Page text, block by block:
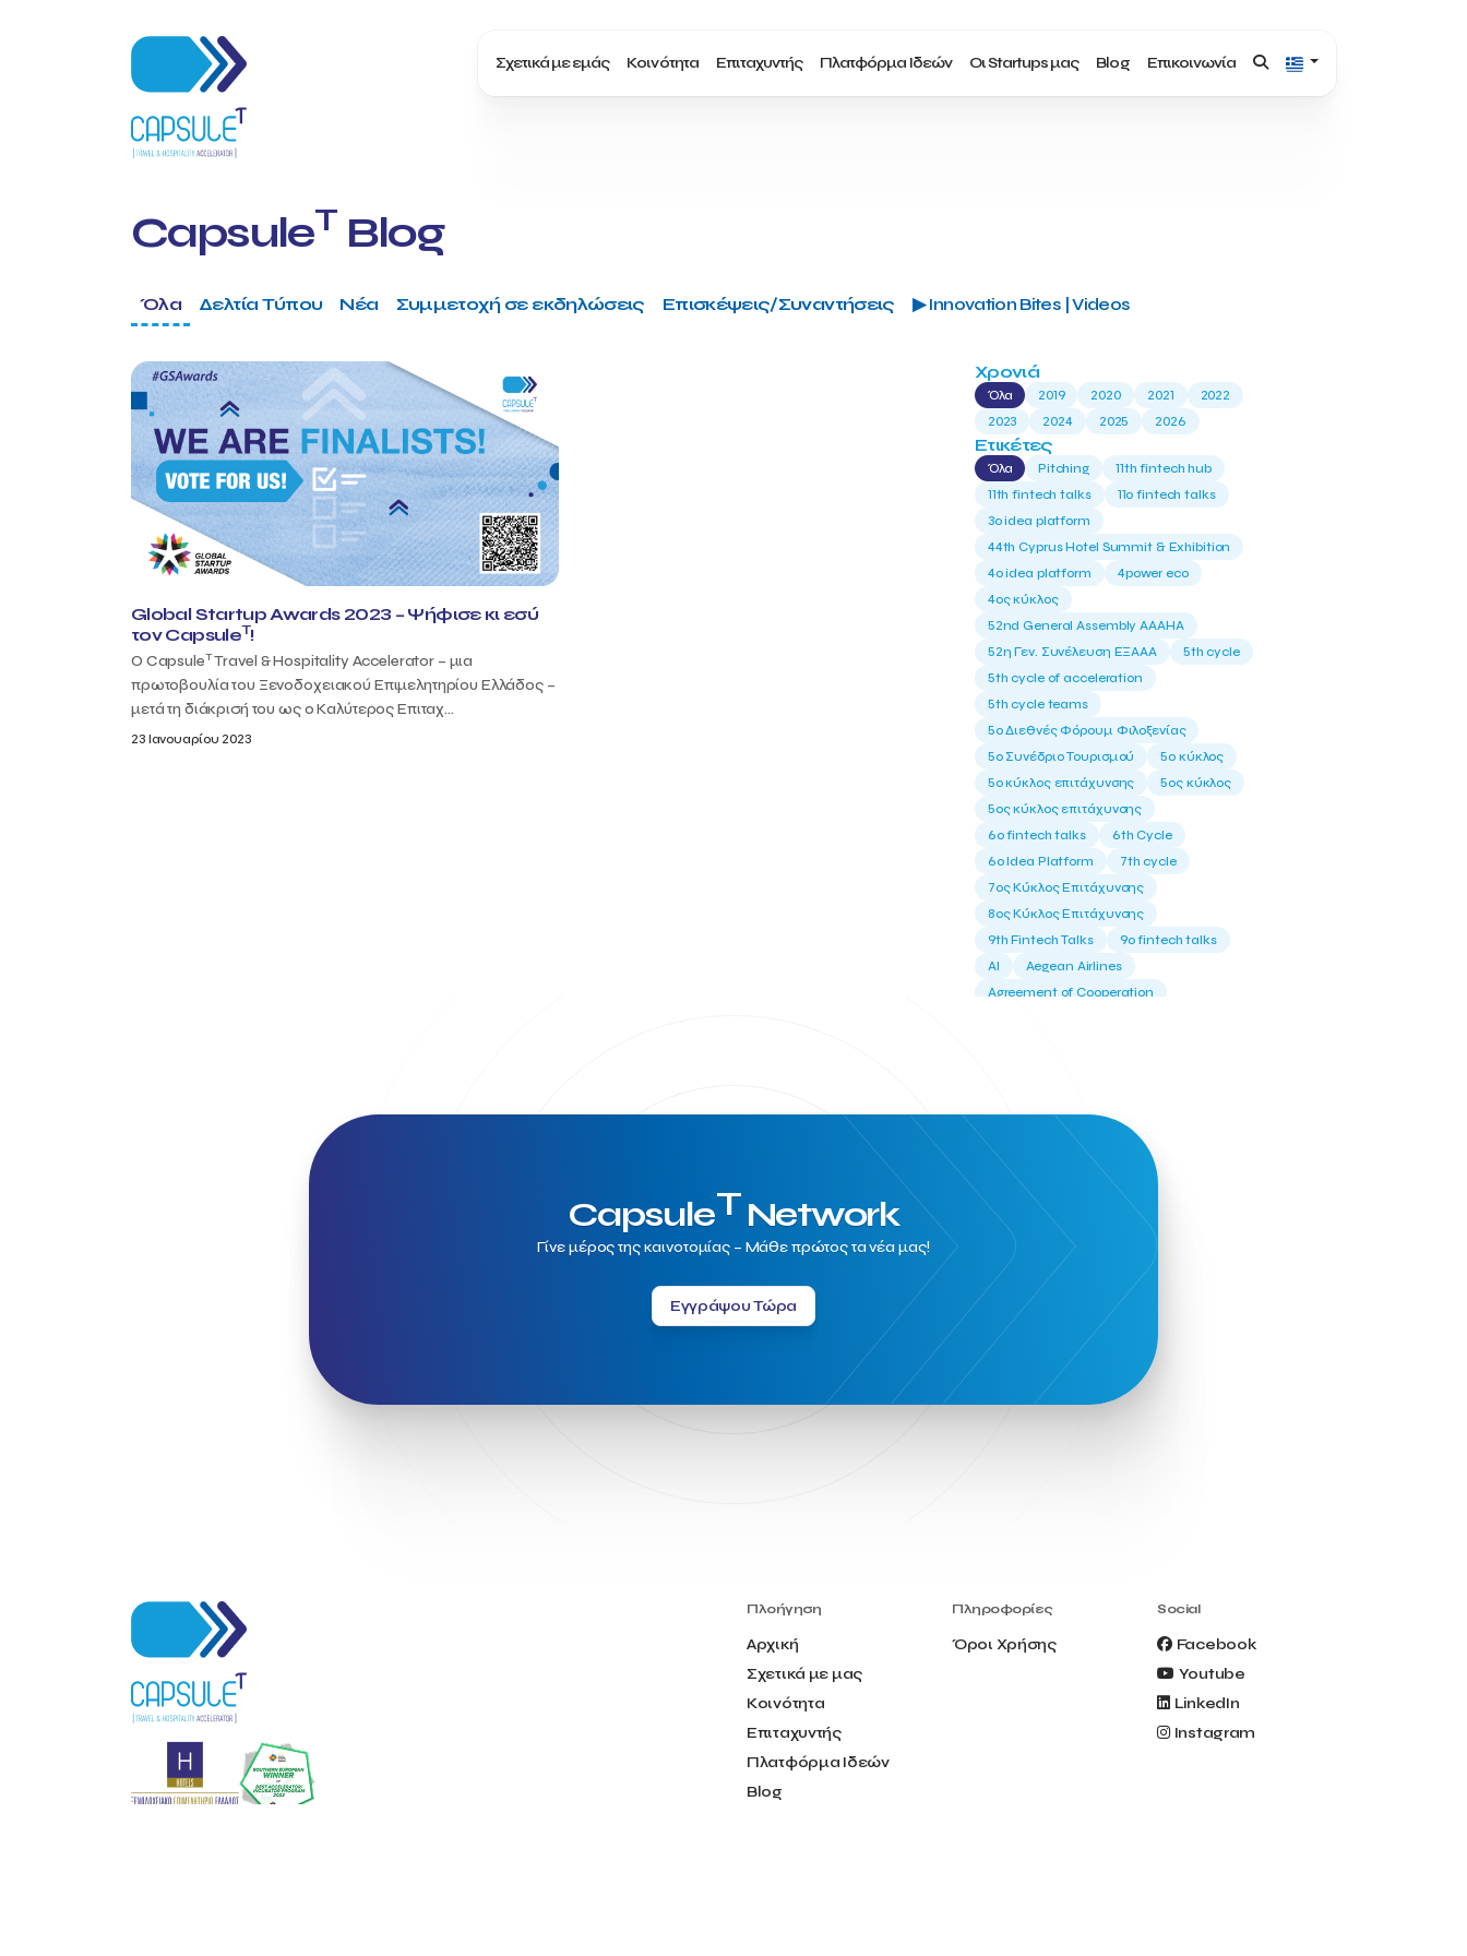
Σχετικά με εμάς Κοινότητα Επιταχυντής Πλατφόρμα Ιδεών Οι Startups μας Blog Επικοινωνία
CapsuleT Blog
Όλα Δελτία Τύπου Νέα Συμμετοχή σε εκδηλώσεις Επισκέψεις/Συναντήσεις ▶ Innovation Bites | Videos
Global Startup Awards 2023 – Ψήφισε κι εσύ
τον CapsuleT!
Ο CapsuleTTravel & Hospitality Accelerator – μια
πρωτοβουλία του Ξενοδοχειακού Επιμελητηρίου Ελλάδος –
μετά τη διάκρισή του ως ο Καλύτερος Επιταχ...
23 Ιανουαρίου 2023
Χρονιά
Όλα 2019 2020 2021
2022
2023
2024 2025 2026
Ετικέτες
Όλα Pitching
11th fintech hub
11th fintech talks
11ο fintech talks
3o idea platform
44th Cyprus Hotel Summit & Exhibition
4o idea platform
4power eco
4ος κύκλος
52nd General Assembly AAAHA
52η Γεν. Συνέλευση ΕΞΑΑΑ
5th cycle
5th cycle of acceleration
5th cycle teams
5ο Διεθνές Φόρουμ Φιλοξενίας
5ο Συνέδριο Τουρισμού
5ο κύκλος
5ο κύκλος επιτάχυνσης
5ος κύκλος
5ος κύκλος επιτάχυνσης
6o fintech talks
6th Cycle
6ο Idea Platform
7th cycle
7ος Κύκλος Επιτάχυνσης
8ος Κύκλος Επιτάχυνσης
9th Fintech Talks
9ο fintech talks
AI
Aegean Airlines
Agreement of Cooperation
Amirandes Grecotel Boutique Resort
Angela Gerekou
Applications
Archimedes Center
Artificial Intelligence
Athens News Agency
Athens University of Economics &
Business
Best accelerator
Best incubator
Bizrupt
Booths 34-35
Borrn
Boutique Hotel
Cactus Royal Spa & Resort Hotel.
Campsaround
Canaves Oia Suites
Creta Maris
Creta Palm
Culture
Deliverback
CapsuleTNetwork
Γίνε μέρος της καινοτομίας – Μάθε πρώτος τα νέα μας!
Εγγράψου Τώρα
Πλοήγηση
Αρχική
Σχετικά με μας
Κοινότητα
Επιταχυντής
Πλατφόρμα Ιδεών
Blog
Πληροφορίες
Όροι Χρήσης
Social
Facebook
Youtube
LinkedIn
Instagram